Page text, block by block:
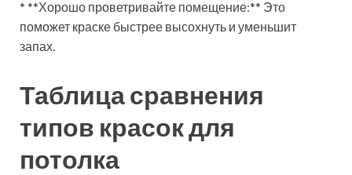
* **Хорошо проветривайте помещение:** Это
поможет краске быстрее высохнуть и уменьшит
запах.
Таблица сравнения
типов красок для
потолка